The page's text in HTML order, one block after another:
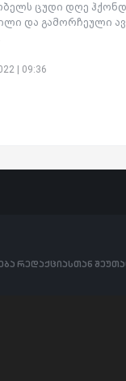
ცუდი დღე
და გამორჩეული
| 09:36
რედაქციასთან